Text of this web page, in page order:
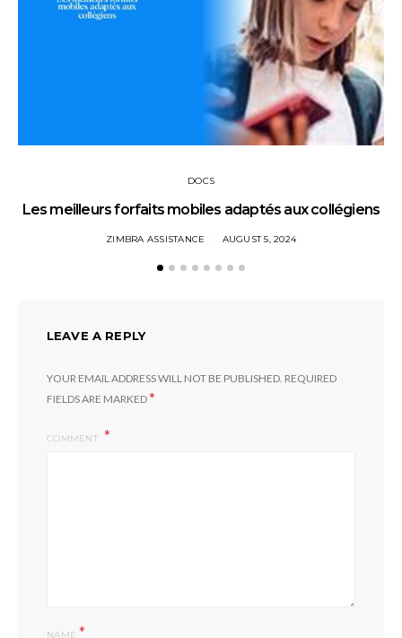
DOCS
Les meilleurs forfaits mobiles adaptés aux collégiens
ZIMBRA ASSISTANCE AUGUST 5, 2024
LEAVE A REPLY
YOUR EMAIL ADDRESS WILL NOT BE PUBLISHED. REQUIRED
FIELDS ARE MARKED*
COMMENT
NAME*